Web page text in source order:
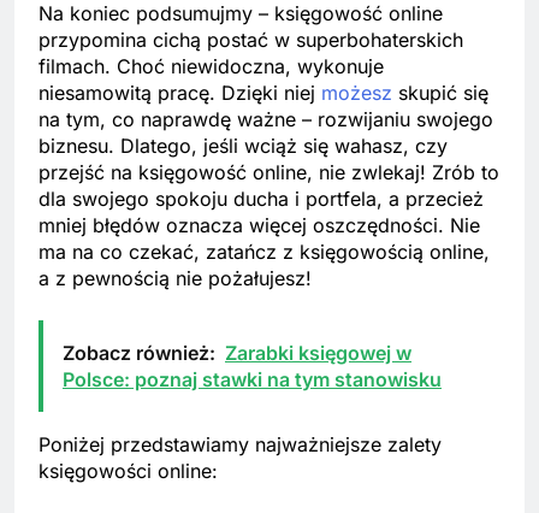
Na koniec podsumujmy – księgowość online
przypomina cichą postać w superbohaterskich
filmach. Choć niewidoczna, wykonuje
niesamowitą pracę. Dzięki niej możesz skupić się
na tym, co naprawdę ważne – rozwijaniu swojego
biznesu. Dlatego, jeśli wciąż się wahasz, czy
przejść na księgowość online, nie zwlekaj! Zrób to
dla swojego spokoju ducha i portfela, a przecież
mniej błędów oznacza więcej oszczędności. Nie
ma na co czekać, zatańcz z księgowością online,
a z pewnością nie pożałujesz!
Zobacz również: Zarabki księgowej w
Polsce: poznaj stawki na tym stanowisku
Poniżej przedstawiamy najważniejsze zalety
księgowości online: